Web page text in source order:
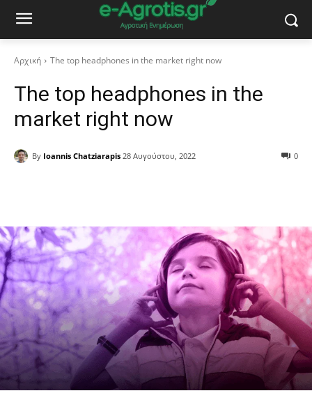
Αρχική The top headphones in the market right now
The top headphones in the
market right now
By Ioannis Chatziarapis 28 Αυγούστου, 2022 0